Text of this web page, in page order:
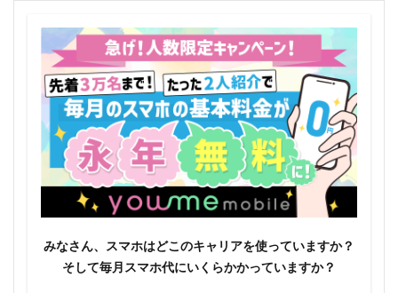
みなさん、スマホはどこのキャリアを使っていますか？
そして毎月スマホ代にいくらかかっていますか？